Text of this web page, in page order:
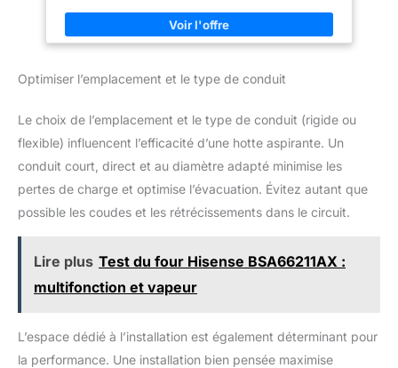
vous permet de régler la
garantissant une utilisation
Équipée d'un moteur DC
innovant, cette hotte est non
Sa classe énergétique A
garantit une consommation
électrique minimale, ce qui se
traduit par une économie visible
un impact environnemental
d'éclairage LED intégré offre
consommation énergétique
quasi nulle et une durabilité
exceptionnelle.
meuble ou en pose murale dans toutes les cuisines.
Modes évacuation & recyclage – Installation flexible en
évacuation extérieure ou recyclage avec filtre à charbon (1 filtre
d’aspiration puissantes – Réglez facilement la puissance selon
l’intensité de cuisson grâce aux commandes mécaniques
pour une meilleure visibilité de vos plaques de cuisson, tout en
consommant peu d’énergie.
Filtres métalliques lavables –
Filtres à graisse réutilisables et compatibles lave-vaisselle
pour un entretien simple et des performances durables.
Performance quotidienne fiable – Débit d’air adapté pour
éliminer efficacement fumées, vapeur et odeurs, parfait pour
cuisines petites à moyennes.
Optimiser l’emplacement et le type de conduit
Le choix de l’emplacement et le type de conduit (rigide ou
flexible) influencent l’efficacité d’une hotte aspirante. Un
conduit court, direct et au diamètre adapté minimise les
pertes de charge et optimise l’évacuation. Évitez autant que
possible les coudes et les rétrécissements dans le circuit.
Lire plus Test du four Hisense BSA66211AX :
multifonction et vapeur
L’espace dédié à l’installation est également déterminant pour
la performance. Une installation bien pensée maximise